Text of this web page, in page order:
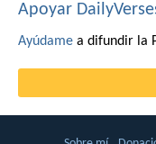
Apoyar
Ayúdame a difundir la